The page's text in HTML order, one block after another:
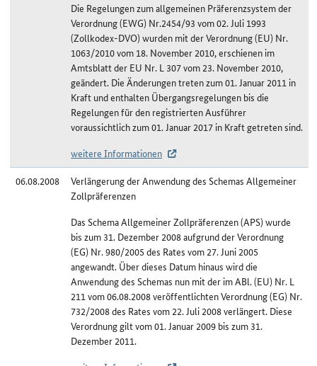
Die Regelungen zum allgemeinen Präferenzsystem der
Verordnung (EWG) Nr.2454/93 vom 02. Juli 1993
(Zollkodex-DVO) wurden mit der Verordnung (EU) Nr.
1063/2010 vom 18. November 2010, erschienen im
Amtsblatt der EU Nr. L 307 vom 23. November 2010,
geändert. Die Änderungen treten zum 01. Januar 2011 in
Kraft und enthalten Übergangsregelungen bis die
Regelungen für den registrierten Ausführer
voraussichtlich zum 01. Januar 2017 in Kraft getreten sind.
weitere Informationen
06.08.2008
Verlängerung der Anwendung des Schemas Allgemeiner
Zollpräferenzen
Das Schema Allgemeiner Zollpräferenzen (APS) wurde
bis zum 31. Dezember 2008 aufgrund der Verordnung
(EG) Nr. 980/2005 des Rates vom 27. Juni 2005
angewandt. Über dieses Datum hinaus wird die
Anwendung des Schemas nun mit der im ABl. (EU) Nr. L
211 vom 06.08.2008 veröffentlichten Verordnung (EG) Nr.
732/2008 des Rates vom 22. Juli 2008 verlängert. Diese
Verordnung gilt vom 01. Januar 2009 bis zum 31.
Dezember 2011.